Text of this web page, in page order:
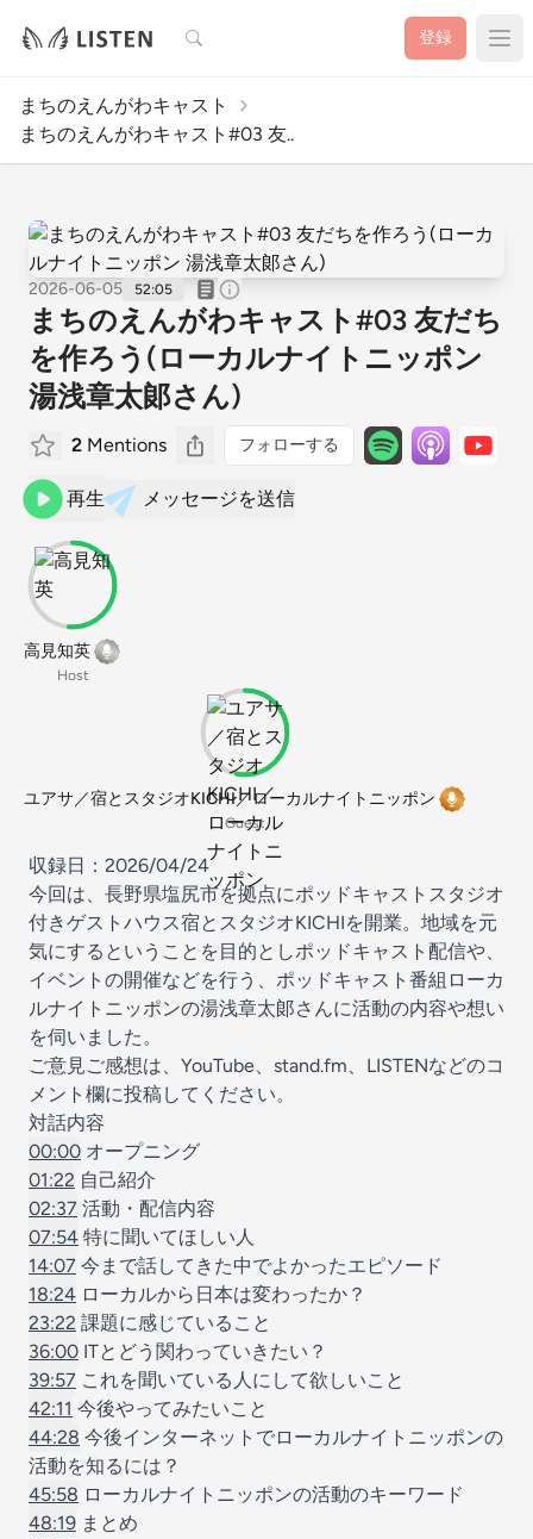
検索 登録
まちのえんがわキャスト
まちのえんがわキャスト#03 友..
2026-06-05 52:05
まちのえんがわキャスト#03 友だち
を作ろう(ローカルナイトニッポン
湯浅章太郞さん)
2 Mentions フォローする
再生 メッセージを送信
高見知英
Host
ユアサ／宿とスタジオKICHI／ローカルナイトニッポン
Guest
収録日：2026/04/24
今回は、長野県塩尻市を拠点にポッドキャストスタジオ
付きゲストハウス宿とスタジオKICHIを開業。地域を元
気にするということを目的としポッドキャスト配信や、
イベントの開催などを行う、ポッドキャスト番組ローカ
ルナイトニッポンの湯浅章太郞さんに活動の内容や想い
を伺いました。
ご意見ご感想は、YouTube、 stand.fm、LISTENなどのコ
メント欄に投稿してください。
対話内容
00:00 オープニング
01:22 自己紹介
02:37 活動・配信内容
07:54 特に聞いてほしい人
14:07 今まで話してきた中でよかったエピソード
18:24 ローカルから日本は変わったか？
23:22 課題に感じていること
36:00 ITとどう関わっていきたい？
39:57 これを聞いている人にして欲しいこと
42:11 今後やってみたいこと
44:28 今後インターネットでローカルナイトニッポンの
活動を知るには？
45:58 ローカルナイトニッポンの活動のキーワード
48:19 まとめ